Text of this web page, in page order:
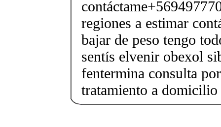
regiones a estimar
bajar de peso tengo
sentís elvenir obexol
fentermina consulta
tratamiento a